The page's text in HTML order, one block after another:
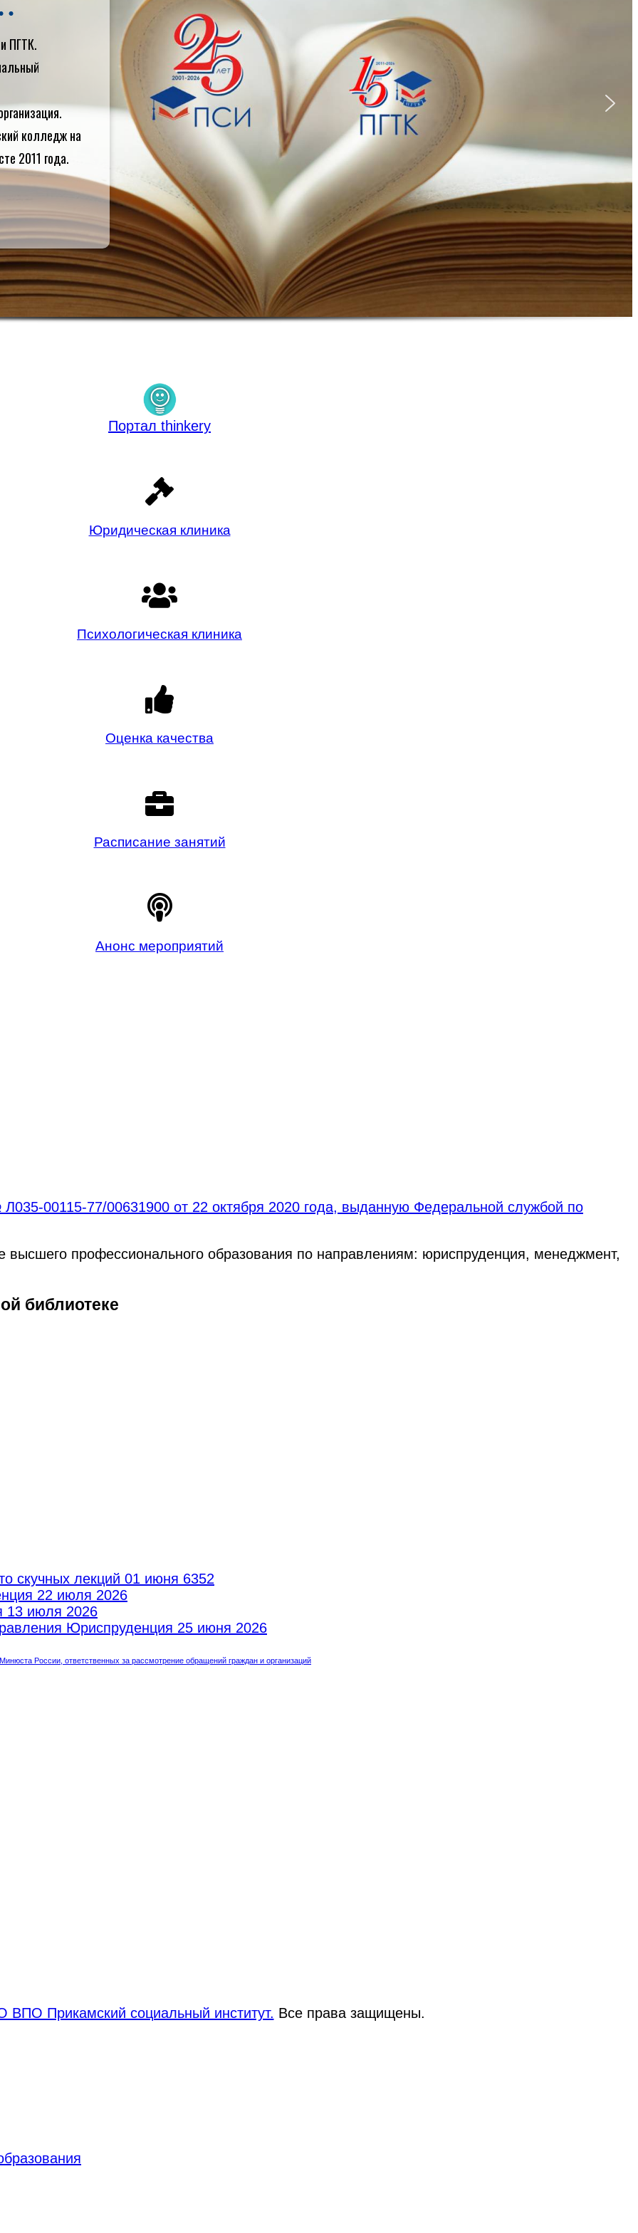
ПГТК.
колледж на
2011 года.
Портал thinkery
Юридическая клиника
Психологическая клиника
Оценка качества
Расписание занятий
Анонс мероприятий
00115-77/00631900 от 22 октября 2020 года, выданную Федеральной службой по
высшего профессионального образования по направлениям: юриспруденция, менеджмент,
библиотеке
скучных лекций 01 июня 6352
22 июля 2026
13 июля 2026
Юриспруденция 25 июня 2026
России, ответственных за рассмотрение обращений граждан и организаций
ВПО Прикамский социальный институт. Все права защищены.